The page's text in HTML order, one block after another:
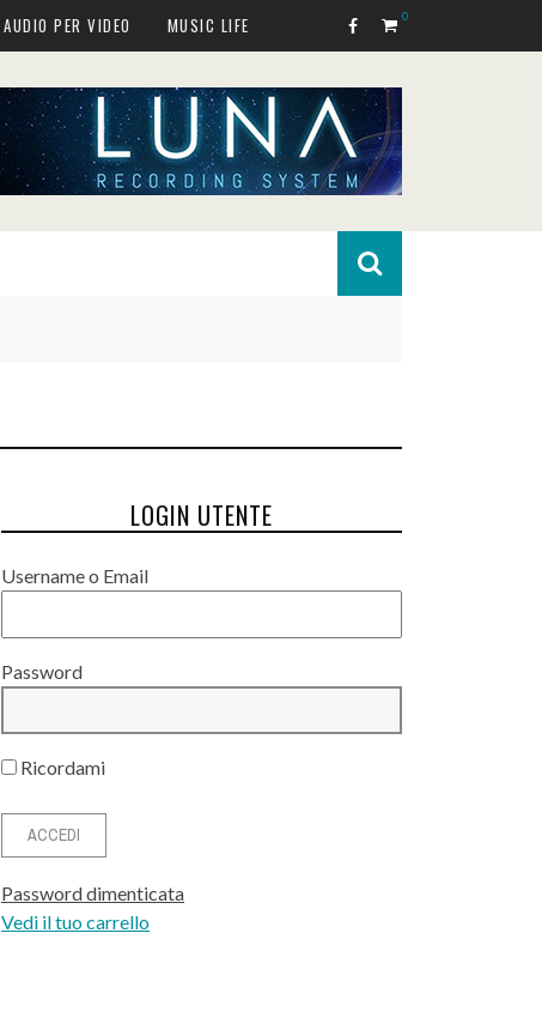
AUDIO PER VIDEO MUSIC LIFE 0
LOGIN UTENTE
Username o Email
Password
Ricordami
Password dimenticata
Vedi il tuo carrello